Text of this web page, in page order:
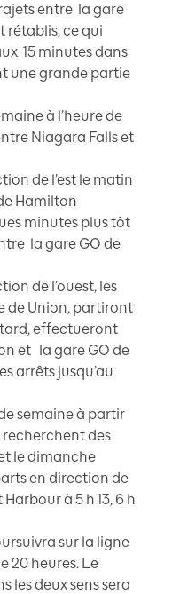
entre la gare
rétablis, ce qui
15 minutes dans
une grande partie
à l’heure de
Niagara Falls et
de l’est le matin
Hamilton
minutes plus tôt
la gare GO de
de l’ouest, les
de Union, partiront
tard, effectueront
et la gare GO de
arrêts jusqu’au
semaine à partir
des
le dimanche
en direction de
à 5 h 13, 6 h
sur la ligne
20 heures. Le
les deux sens sera